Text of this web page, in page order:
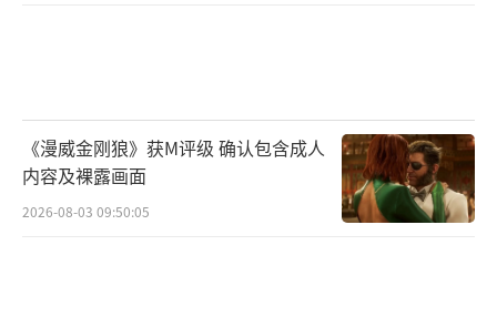
《漫威金刚狼》获M评级 确认包含成人
内容及裸露画面
2026-08-03 09:50:05